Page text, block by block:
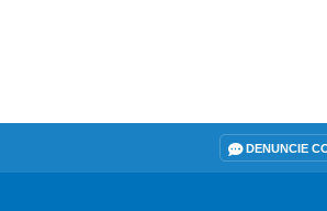
DENUNCIE